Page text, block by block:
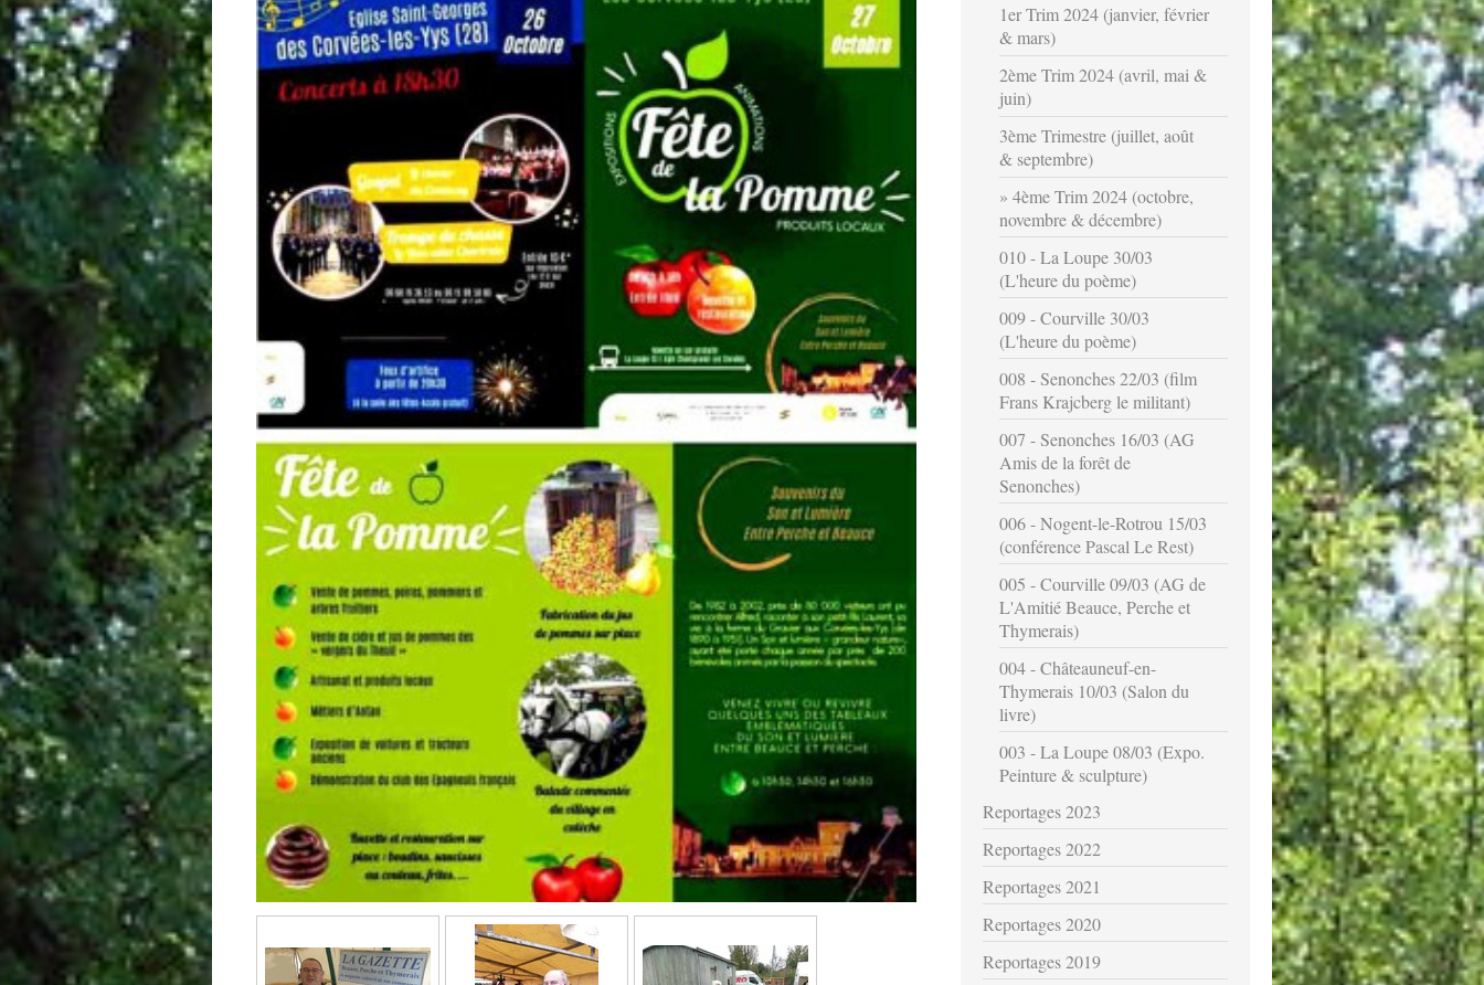
1er Trim 2024 (janvier, février
& mars)
2ème Trim 2024 (avril, mai &
juin)
3ème Trimestre (juillet, août
& septembre)
4ème Trim 2024 (octobre,
novembre & décembre)
010 - La Loupe 30/03
(L'heure du poème)
009 - Courville 30/03
(L'heure du poème)
008 - Senonches 22/03 (film
Frans Krajcberg le militant)
007 - Senonches 16/03 (AG
Amis de la forêt de
Senonches)
006 - Nogent-le-Rotrou 15/03
(conférence Pascal Le Rest)
005 - Courville 09/03 (AG de
L'Amitié Beauce, Perche et
Thymerais)
004 - Châteauneuf-en-
Thymerais 10/03 (Salon du
livre)
003 - La Loupe 08/03 (Expo.
Peinture & sculpture)
Reportages 2023
Reportages 2022
Reportages 2021
Reportages 2020
Reportages 2019